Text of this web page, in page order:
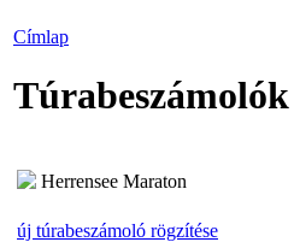
Címlap
Túrabeszámolók
Herrensee Maraton
új túrabeszámoló rögzítése